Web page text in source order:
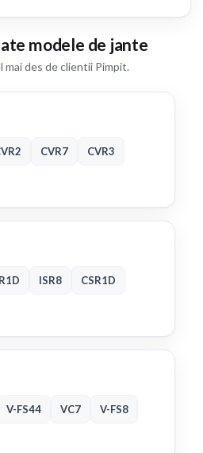
modele de jante
mai des de clientii Pimpit.
CVR7 CVR3
ISR8 CSR1D
V-FS44 VC7 V-FS8